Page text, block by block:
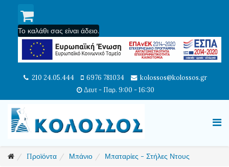
Το καλάθι σας είναι άδειο.
210 24.05.444 6976 781034
kolossos@kolossos.gr
Δευτ - Παρ. 9:00 - 16:30
Προϊόντα Μπάνιο Μπαταρίες - Στήλες Ντους